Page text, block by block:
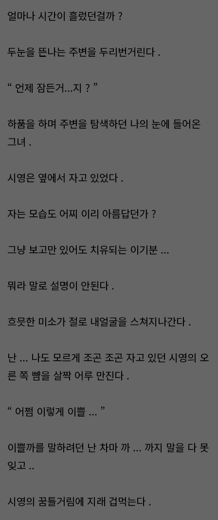
얼마나 시간이 흘렀던걸까 ?
두눈을 뜬나는 주변을 두리번거린다 .
“ 언제 잠든거...지 ? ”
하품을 하며 주변을 탐색하던 나의 눈에 들어온
그녀 .
시영은 옆에서 자고 있었다 .
자는 모습도 어찌 이리 아름답던가 ?
그냥 보고만 있어도 치유되는 이기분 ...
뭐라 말로 설명이 안된다 .
흐믓한 미소가 절로 내얼굴을 스쳐지나간다 .
난 ... 나도 모르게 조곤 조곤 자고 있던 시영의 오
른 쪽 뺨을 살짝 어루 만진다 .
“ 어쩜 이렇게 이쁠 ... ”
이쁠까를 말하려던 난 차마 까 ... 까지 말을 다 못
잊고 ..
시영의 꿈틀거림에 지래 겁먹는다 .